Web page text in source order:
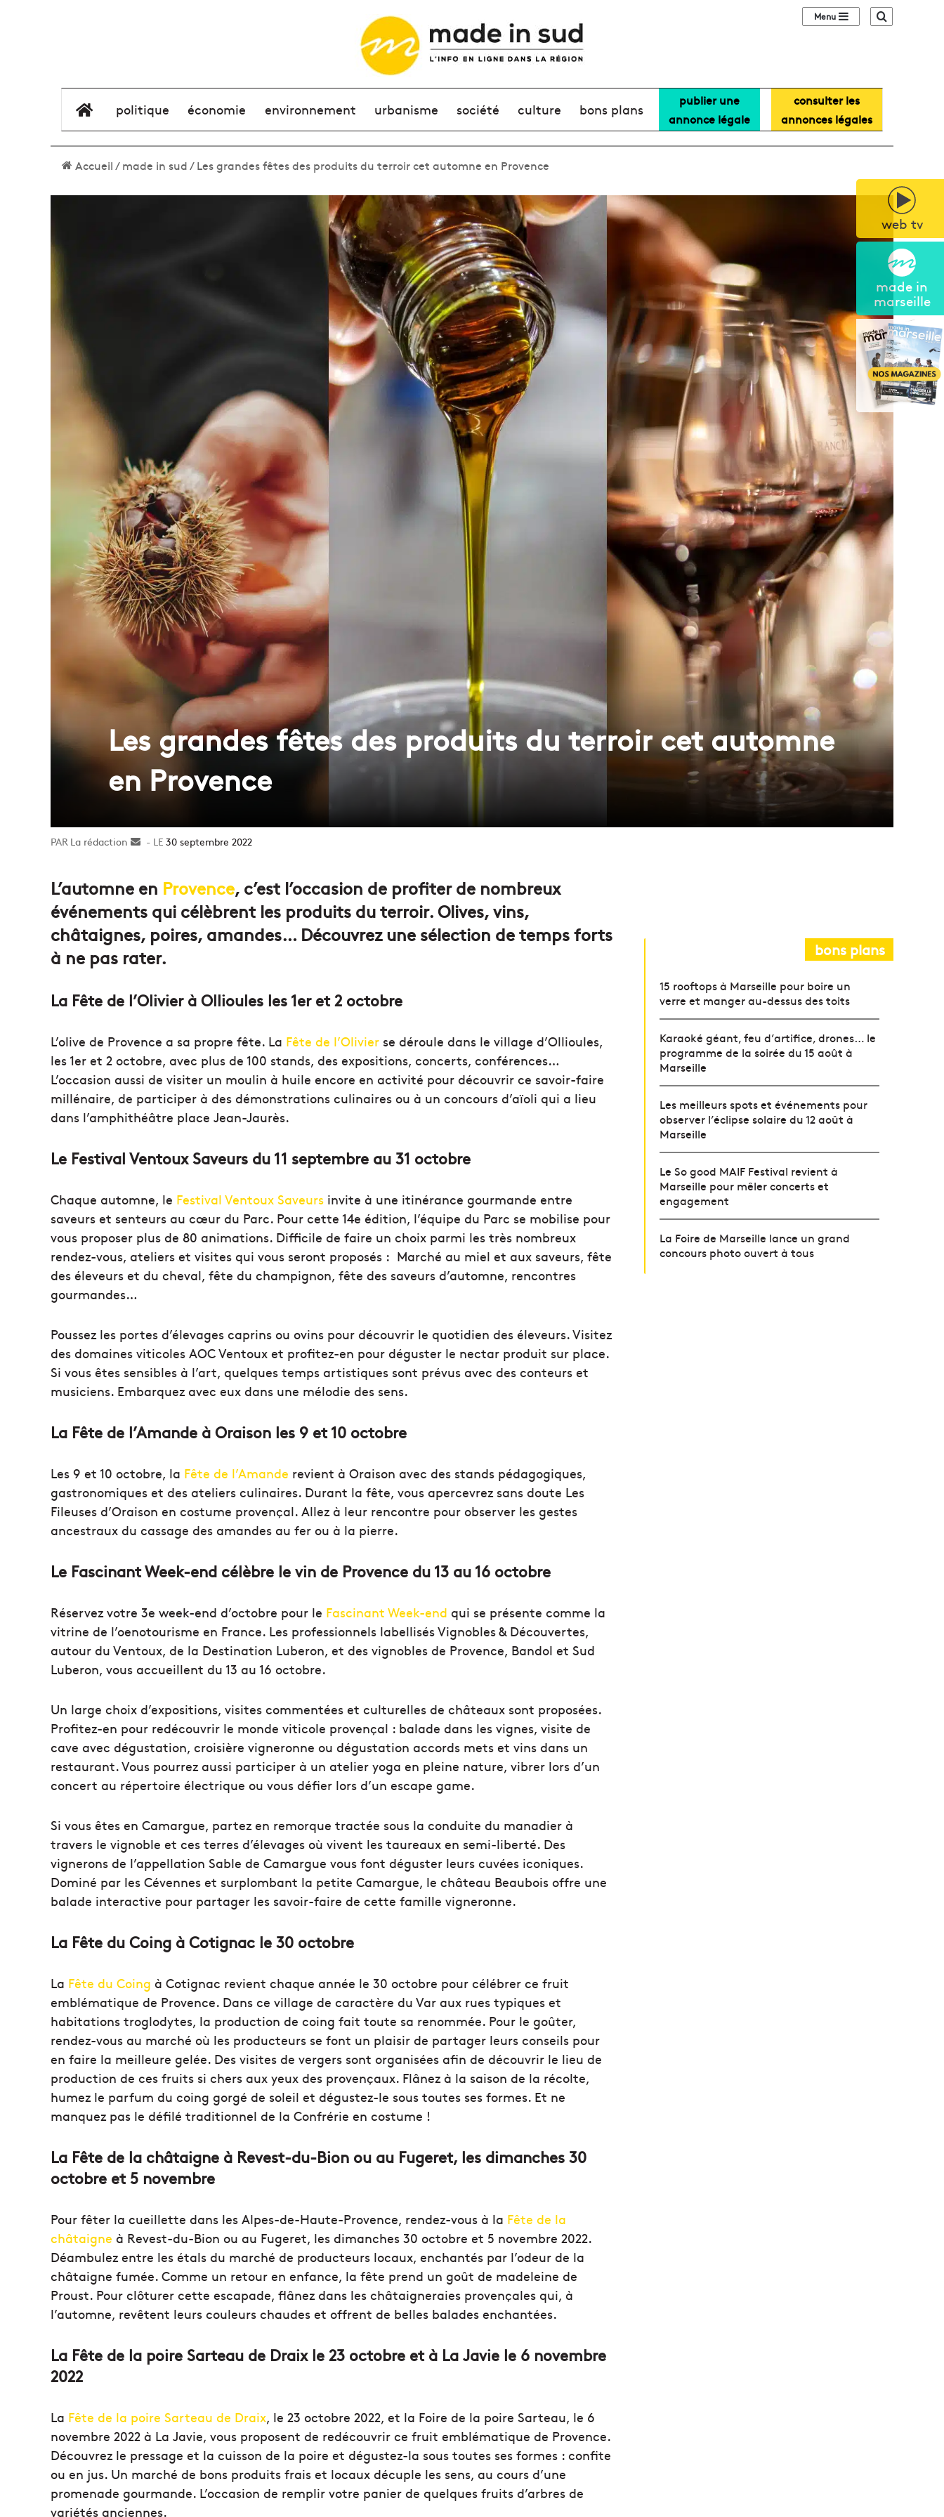
web tv
made in
marseille
Sidebar (barre
élément de menu
politique économie environnement urbanisme société culture bons plans
publier une
annonce légale
consulter les
annonces légales
Accueil/made in sud/Les grandes fêtes des produits du terroir cet automne en Provence
Les grandes fêtes des produits du terroir cet automne
en Provence
La rédaction
Envoyer30 septembre 2022
L’automne en Provence, c’est l’occasion de profiter de nombreux
événements qui célèbrent les produits du terroir. Olives, vins,
châtaignes, poires, amandes… Découvrez une sélection de temps forts
à ne pas rater.
La Fête de l’Olivier à Ollioules les 1er et 2 octobre
L’olive de Provence a sa propre fête. La Fête de l’Olivier se déroule dans le village d’Ollioules,
les 1er et 2 octobre, avec plus de 100 stands, des expositions, concerts, conférences…
L’occasion aussi de visiter un moulin à huile encore en activité pour découvrir ce savoir-faire
millénaire, de participer à des démonstrations culinaires ou à un concours d’aïoli qui a lieu
dans l’amphithéâtre place Jean-Jaurès.
Le Festival Ventoux Saveurs du 11 septembre au 31 octobre
Chaque automne, le Festival Ventoux Saveurs invite à une itinérance gourmande entre
saveurs et senteurs au cœur du Parc. Pour cette 14e édition, l’équipe du Parc se mobilise pour
vous proposer plus de 80 animations. Difficile de faire un choix parmi les très nombreux
rendez-vous, ateliers et visites qui vous seront proposés : Marché au miel et aux saveurs, fête
des éleveurs et du cheval, fête du champignon, fête des saveurs d’automne, rencontres
gourmandes…
Poussez les portes d’élevages caprins ou ovins pour découvrir le quotidien des éleveurs. Visitez
des domaines viticoles AOC Ventoux et profitez-en pour déguster le nectar produit sur place.
Si vous êtes sensibles à l’art, quelques temps artistiques sont prévus avec des conteurs et
musiciens. Embarquez avec eux dans une mélodie des sens.
La Fête de l’Amande à Oraison les 9 et 10 octobre
Les 9 et 10 octobre, la Fête de l’Amande revient à Oraison avec des stands pédagogiques,
gastronomiques et des ateliers culinaires. Durant la fête, vous apercevrez sans doute Les
Fileuses d’Oraison en costume provençal. Allez à leur rencontre pour observer les gestes
ancestraux du cassage des amandes au fer ou à la pierre.
Le Fascinant Week-end célèbre le vin de Provence du 13 au 16 octobre
Réservez votre 3e week-end d’octobre pour le Fascinant Week-end qui se présente comme la
vitrine de l’oenotourisme en France. Les professionnels labellisés Vignobles & Découvertes,
autour du Ventoux, de la Destination Luberon, et des vignobles de Provence, Bandol et Sud
Luberon, vous accueillent du 13 au 16 octobre.
Un large choix d’expositions, visites commentées et culturelles de châteaux sont proposées.
Profitez-en pour redécouvrir le monde viticole provençal : balade dans les vignes, visite de
cave avec dégustation, croisière vigneronne ou dégustation accords mets et vins dans un
restaurant. Vous pourrez aussi participer à un atelier yoga en pleine nature, vibrer lors d’un
concert au répertoire électrique ou vous défier lors d’un escape game.
Si vous êtes en Camargue, partez en remorque tractée sous la conduite du manadier à
travers le vignoble et ces terres d’élevages où vivent les taureaux en semi-liberté. Des
vignerons de l’appellation Sable de Camargue vous font déguster leurs cuvées iconiques.
Dominé par les Cévennes et surplombant la petite Camargue, le château Beaubois offre une
balade interactive pour partager les savoir-faire de cette famille vigneronne.
La Fête du Coing à Cotignac le 30 octobre
La Fête du Coing à Cotignac revient chaque année le 30 octobre pour célébrer ce fruit
emblématique de Provence. Dans ce village de caractère du Var aux rues typiques et
habitations troglodytes, la production de coing fait toute sa renommée. Pour le goûter,
rendez-vous au marché où les producteurs se font un plaisir de partager leurs conseils pour
en faire la meilleure gelée. Des visites de vergers sont organisées afin de découvrir le lieu de
production de ces fruits si chers aux yeux des provençaux. Flânez à la saison de la récolte,
humez le parfum du coing gorgé de soleil et dégustez-le sous toutes ses formes. Et ne
manquez pas le défilé traditionnel de la Confrérie en costume !
La Fête de la châtaigne à Revest-du-Bion ou au Fugeret, les dimanches 30
octobre et 5 novembre
Pour fêter la cueillette dans les Alpes-de-Haute-Provence, rendez-vous à la Fête de la
châtaigne à Revest-du-Bion ou au Fugeret, les dimanches 30 octobre et 5 novembre 2022.
Déambulez entre les étals du marché de producteurs locaux, enchantés par l’odeur de la
châtaigne fumée. Comme un retour en enfance, la fête prend un goût de madeleine de
Proust. Pour clôturer cette escapade, flânez dans les châtaigneraies provençales qui, à
l’automne, revêtent leurs couleurs chaudes et offrent de belles balades enchantées.
La Fête de la poire Sarteau de Draix le 23 octobre et à La Javie le 6 novembre
2022
La Fête de la poire Sarteau de Draix, le 23 octobre 2022, et la Foire de la poire Sarteau, le 6
novembre 2022 à La Javie, vous proposent de redécouvrir ce fruit emblématique de Provence.
Découvrez le pressage et la cuisson de la poire et dégustez-la sous toutes ses formes : confite
ou en jus. Un marché de bons produits frais et locaux décuple les sens, au cours d’une
promenade gourmande. L’occasion de remplir votre panier de quelques fruits d’arbres de
variétés anciennes.
bons plans
15 rooftops à Marseille pour boire un
verre et manger au-dessus des toits
Karaoké géant, feu d’artifice, drones… le
programme de la soirée du 15 août à
Marseille
Les meilleurs spots et événements pour
observer l’éclipse solaire du 12 août à
Marseille
Le So good MAIF Festival revient à
Marseille pour mêler concerts et
engagement
La Foire de Marseille lance un grand
concours photo ouvert à tous